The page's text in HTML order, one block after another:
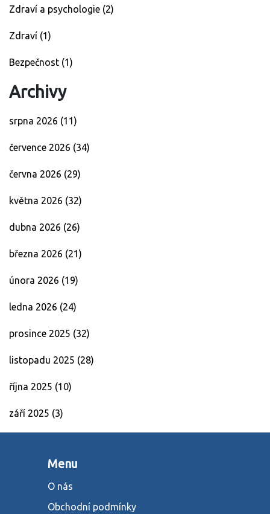
Zdraví a psychologie (2)
Zdraví (1)
Bezpečnost (1)
Archivy
srpna 2026 (11)
července 2026 (34)
června 2026 (29)
května 2026 (32)
dubna 2026 (26)
března 2026 (21)
února 2026 (19)
ledna 2026 (24)
prosince 2025 (32)
listopadu 2025 (28)
října 2025 (10)
září 2025 (3)
Menu
O nás
Obchodní podmínky